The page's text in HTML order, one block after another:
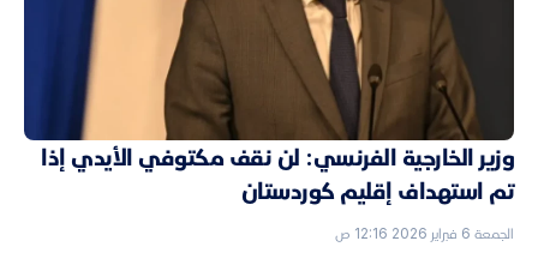
وزير الخارجية الفرنسي: لن نقف مكتوفي الأيدي إذا
تم استهداف إقليم كوردستان
الجمعة 6 فبراير 2026 12:16 ص